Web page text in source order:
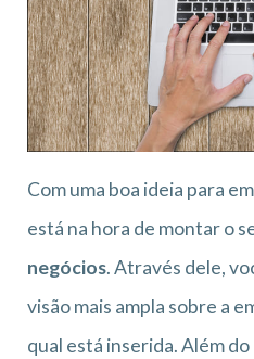
Com uma boa ideia para
está na hora de montar o
negócios. Através dele,
visão mais ampla sobre a
qual está inserida. Além do